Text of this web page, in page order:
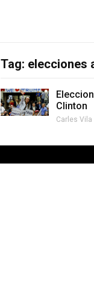
Tag: elecciones
Clinton
Carles Vila